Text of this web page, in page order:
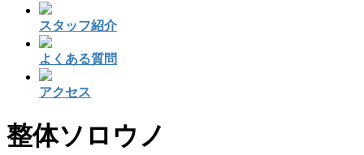
スタッフ紹介
よくある質問
アクセス
整体ソロウノ